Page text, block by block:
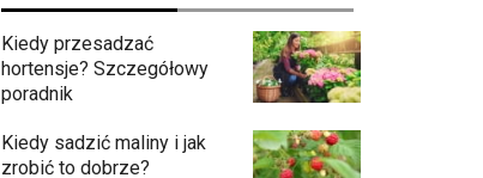
Kiedy przesadzać
hortensje? Szczegółowy
poradnik
Kiedy sadzić maliny i jak
zrobić to dobrze?